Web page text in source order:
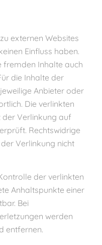
externen Websites
Einfluss haben.
fremden Inhalte auch
die Inhalte der
Anbieter oder
Die verlinkten
der Verlinkung auf
Rechtswidrige
Verlinkung nicht
der verlinkten
Anhaltspunkte einer
Bei
werden
entfernen.